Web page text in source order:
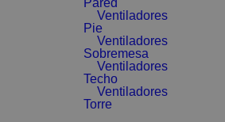
Pared
Ventiladores
Pie
Ventiladores
Sobremesa
Ventiladores
Techo
Ventiladores
Torre